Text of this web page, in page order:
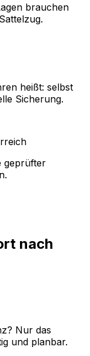
brauchen
heißt: selbst
Sicherung.
geprüfter
nach
Nur das
und planbar.